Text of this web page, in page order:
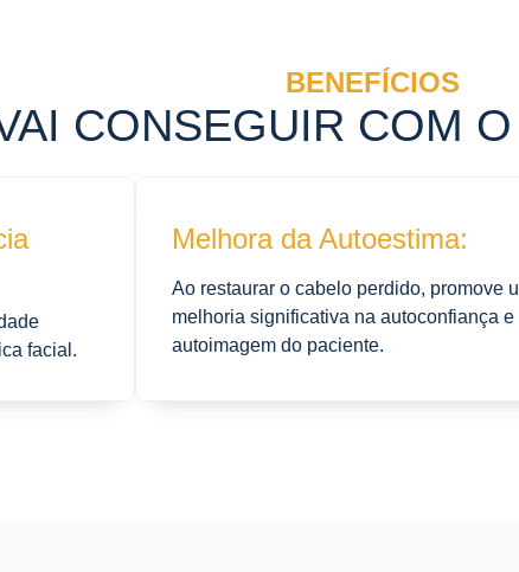
BENEFÍCIOS
CONSEGUIR COM
facial.
Melhora da Autoestima:
Ao restaurar o cabelo perdido, promove
melhoria significativa na autoconfiança e
autoimagem do paciente.